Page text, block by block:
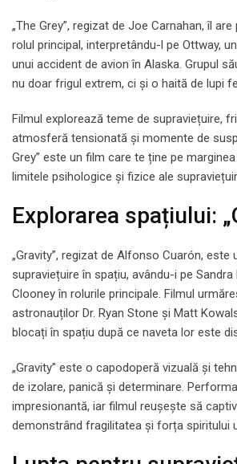
„The Grey”, regizat de Joe Carnahan, îl
rolul principal, interpretându-l pe Ottway,
unui accident de avion în Alaska. Grupul
nu doar frigul extrem, ci și o haită de lupi
Filmul explorează teme de supraviețuire,
atmosferă tensionată și momente de
Grey” este un film care te ține pe
limitele psihologice și fizice ale
Explorarea spațiului:
„Gravity”, regizat de Alfonso Cuarón, este
supraviețuire în spațiu, avându-i pe
Clooney în rolurile principale. Filmul
astronauților Dr. Ryan Stone și Matt
blocați în spațiu după ce naveta lor este
„Gravity” este o capodoperă vizuală și
de izolare, panică și determinare.
impresionantă, iar filmul reușește să
demonstrând fragilitatea și forța spiritului